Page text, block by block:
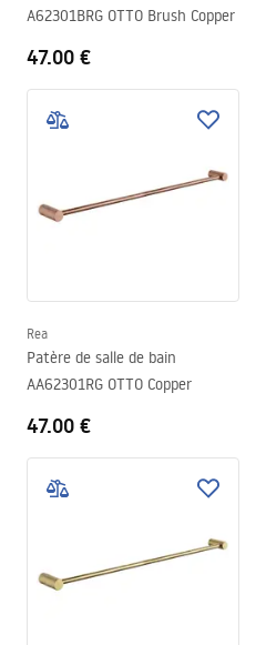
A62301BRG OTTO Brush Copper
47.00 €
Rea
Patère de salle de bain
AA62301RG OTTO Copper
47.00 €